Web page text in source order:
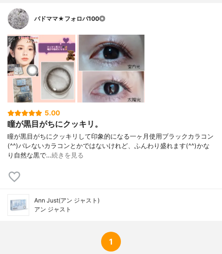
バドママ★フォロバ100◎
5.00
瞳が黒目がちにクッキリ。
瞳が黒目がちにクッキリして印象的になる一ヶ月使用ブラックカラコン
(⁠^⁠^⁠)バレないカラコンとかではないけれど、ふんわり盛れます(⁠^⁠^⁠)かな
り自然な黒で…続きを見る
Ann Just(アン ジャスト)
アン ジャスト
1